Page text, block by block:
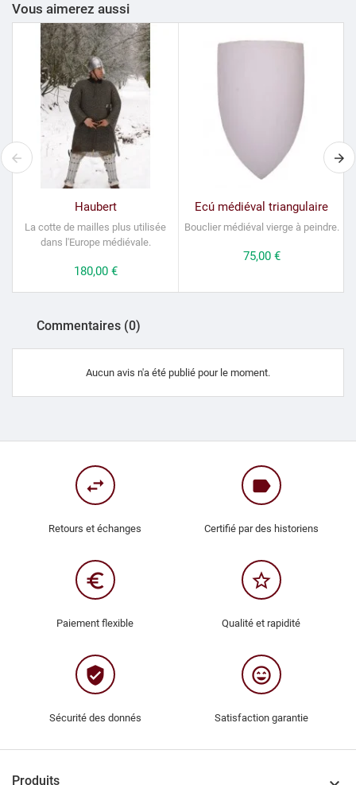
Vous aimerez aussi
Haubert
La cotte de mailles plus utilisée
dans l'Europe médiévale.
Prix
180,00 €
Ecú médiéval triangulaire
Bouclier médiéval vierge à peindre.
Prix
75,00 €
Commentaires (0)
Aucun avis n'a été publié pour le moment.
swap_horiz
Retours et échanges
label
Certifié par des historiens
euro_symbol
Paiement flexible
star_border
Qualité et rapidité
verified_user
Sécurité des donnés
sentiment_very_satisfied
Satisfaction garantie
Produits